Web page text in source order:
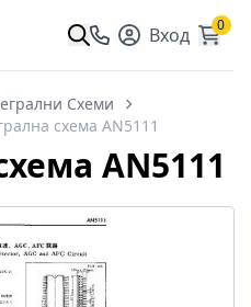
Вход 0
Схеми
схема AN5111
AN5111